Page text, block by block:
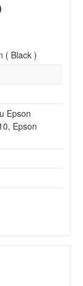
( Black )
Epson
Epson